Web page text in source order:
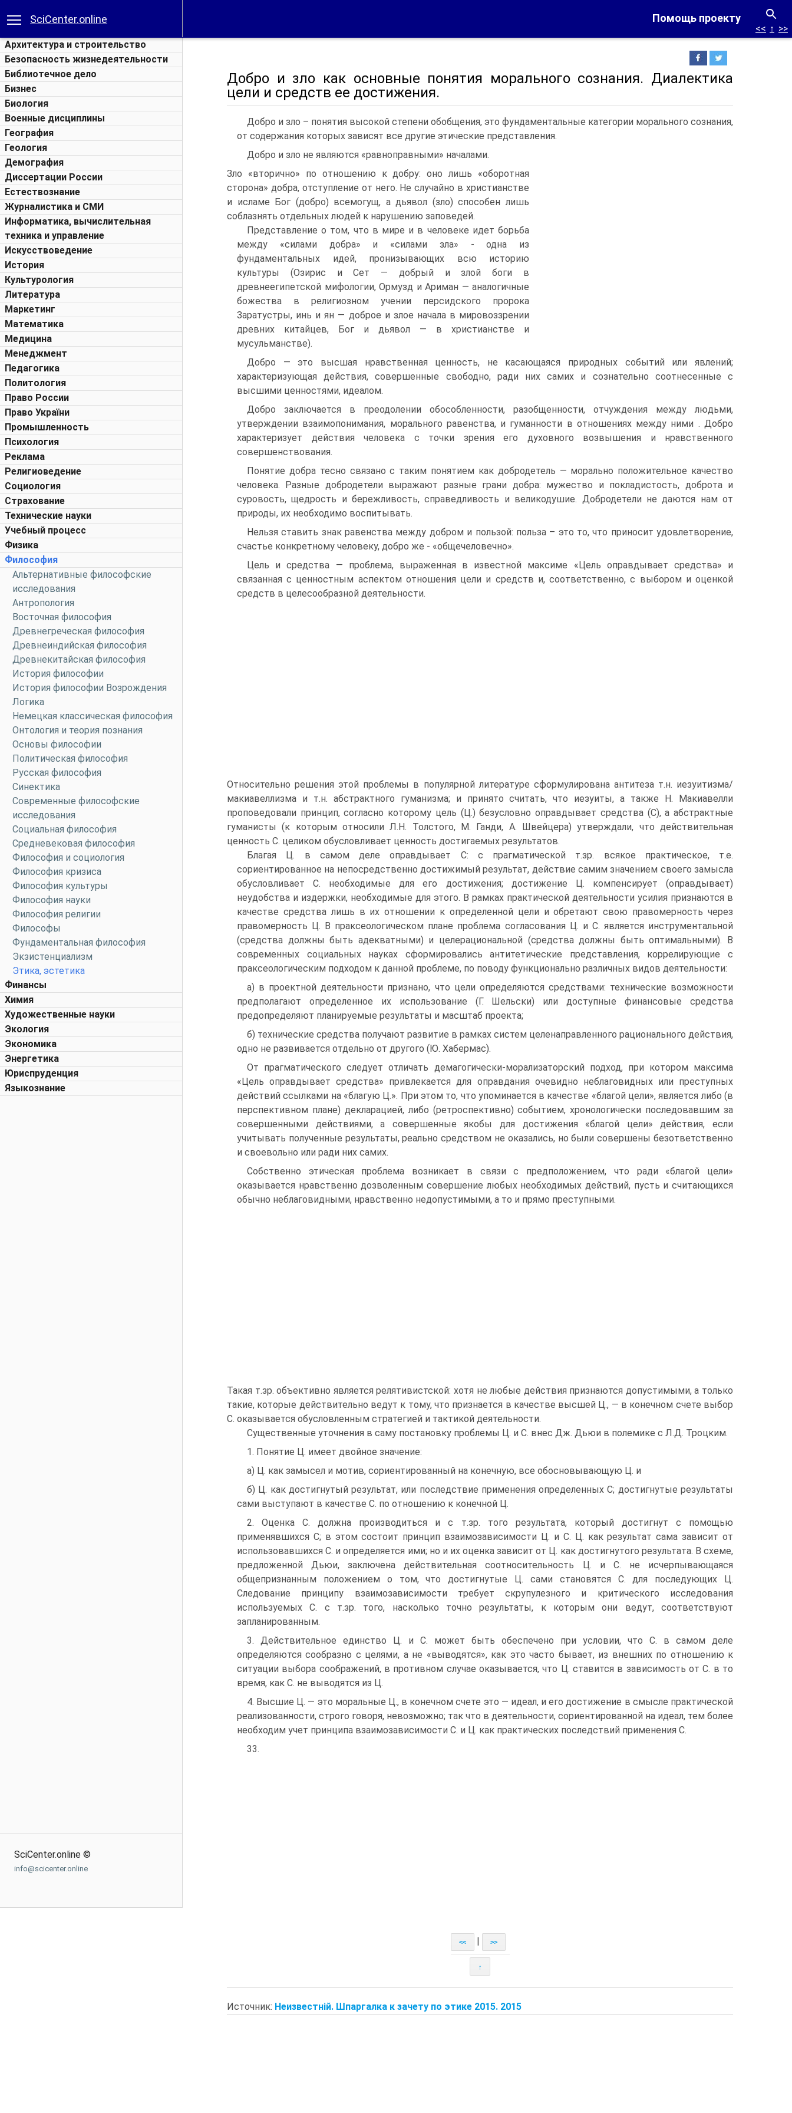
Помощь проекту
SciCenter.online
Архитектура и строительство
Безопасность жизнедеятельности
Библиотечное дело
Бизнес
Биология
Военные дисциплины
География
Геология
Демография
Диссертации России
Естествознание
Журналистика и СМИ
Информатика, вычислительная
техника и управление
Искусствоведение
История
Культурология
Литература
Маркетинг
Математика
Медицина
Менеджмент
Педагогика
Политология
Право России
Право України
Промышленность
Психология
Реклама
Религиоведение
Социология
Страхование
Технические науки
Учебный процесс
Физика
Философия
Альтернативные философские
исследования
Антропология
Восточная философия
Древнегреческая философия
Древнеиндийская философия
Древнекитайская философия
История философии
История философии Возрождения
Логика
Немецкая классическая философия
Онтология и теория познания
Основы философии
Политическая философия
Русская философия
Синектика
Современные философские
исследования
Социальная философия
Средневековая философия
Философия и социология
Философия кризиса
Философия культуры
Философия науки
Философия религии
Философы
Фундаментальная философия
Экзистенциализм
Этика, эстетика
Финансы
Химия
Художественные науки
Экология
Экономика
Энергетика
Юриспруденция
Языкознание
SciCenter.online ©
info@scicenter.online
<< ↑ >>
Добро и зло как основные понятия морального сознания. Диалектика
цели и средств ее достижения.
Добро и зло – понятия высокой степени обобщения, это фундаментальные категории морального сознания,
от содержания которых зависят все другие этические представления.
Добро и зло не являются «равноправными» началами.
Зло «вторично» по отношению к добру: оно лишь «оборотная
сторона» добра, отступление от него. Не случайно в христианстве
и исламе Бог (добро) всемогущ, а дьявол (зло) способен лишь
соблазнять отдельных людей к нарушению заповедей.
Представление о том, что в мире и в человеке идет борьба
между «силами добра» и «силами зла» - одна из
фундаментальных идей, пронизывающих всю историю
культуры (Озирис и Сет — добрый и злой боги в
древнеегипетской мифологии, Ормузд и Ариман — аналогичные
божества в религиозном учении персидского пророка
Заратустры, инь и ян — доброе и злое начала в мировоззрении
древних китайцев, Бог и дьявол — в христианстве и
мусульманстве).
Добро — это высшая нравственная ценность, не касающаяся природных событий или явлений;
характеризующая действия, совершенные свободно, ради них самих и сознательно соотнесенные с
высшими ценностями, идеалом.
Добро заключается в преодолении обособленности, разобщенности, отчуждения между людьми,
утверждении взаимопонимания, морального равенства, и гуманности в отношениях между ними . Добро
характеризует действия человека с точки зрения его духовного возвышения и нравственного
совершенствования.
Понятие добра тесно связано с таким понятием как добродетель — морально положительное качество
человека. Разные добродетели выражают разные грани добра: мужество и покладистость, доброта и
суровость, щедрость и бережливость, справедливость и великодушие. Добродетели не даются нам от
природы, их необходимо воспитывать.
Нельзя ставить знак равенства между добром и пользой: польза – это то, что приносит удовлетворение,
счастье конкретному человеку, добро же - «общечеловечно».
Цель и средства — проблема, выраженная в известной максиме «Цель оправдывает средства» и
связанная с ценностным аспектом отношения цели и средств и, соответственно, с выбором и оценкой
средств в целесообразной деятельности.
Относительно решения этой проблемы в популярной литературе сформулирована антитеза т.н. иезуитизма/
макиавеллизма и т.н. абстрактного гуманизма; и принято считать, что иезуиты, а также Н. Макиавелли
проповедовали принцип, согласно которому цель (Ц.) безусловно оправдывает средства (С), а абстрактные
гуманисты (к которым относили Л.Н. Толстого, М. Ганди, А. Швейцера) утверждали, что действительная
ценность С. целиком обусловливает ценность достигаемых результатов.
Благая Ц. в самом деле оправдывает С: с прагматической т.зр. всякое практическое, т.е.
сориентированное на непосредственно достижимый результат, действие самим значением своего замысла
обусловливает С. необходимые для его достижения; достижение Ц. компенсирует (оправдывает)
неудобства и издержки, необходимые для этого. В рамках практической деятельности усилия признаются в
качестве средства лишь в их отношении к определенной цели и обретают свою правомерность через
правомерность Ц. В праксеологическом плане проблема согласования Ц. и С. является инструментальной
(средства должны быть адекватными) и целерациональной (средства должны быть оптимальными). В
современных социальных науках сформировались антитетические представления, коррелирующие с
праксеологическим подходом к данной проблеме, по поводу функционально различных видов деятельности:
а) в проектной деятельности признано, что цели определяются средствами: технические возможности
предполагают определенное их использование (Г. Шельски) или доступные финансовые средства
предопределяют планируемые результаты и масштаб проекта;
б) технические средства получают развитие в рамках систем целенаправленного рационального действия,
одно не развивается отдельно от другого (Ю. Хабермас).
От прагматического следует отличать демагогически-морализаторский подход, при котором максима
«Цель оправдывает средства» привлекается для оправдания очевидно неблаговидных или преступных
действий ссылками на «благую Ц.». При этом то, что упоминается в качестве «благой цели», является либо (в
перспективном плане) декларацией, либо (ретроспективно) событием, хронологически последовавшим за
совершенными действиями, а совершенные якобы для достижения «благой цели» действия, если
учитывать полученные результаты, реально средством не оказались, но были совершены безответственно
и своевольно или ради них самих.
Собственно этическая проблема возникает в связи с предположением, что ради «благой цели»
оказывается нравственно дозволенным совершение любых необходимых действий, пусть и считающихся
обычно неблаговидными, нравственно недопустимыми, а то и прямо преступными.
Такая т.зр. объективно является релятивистской: хотя не любые действия признаются допустимыми, а только
такие, которые действительно ведут к тому, что признается в качестве высшей Ц., — в конечном счете выбор
С. оказывается обусловленным стратегией и тактикой деятельности.
Существенные уточнения в саму постановку проблемы Ц. и С. внес Дж. Дьюи в полемике с Л.Д. Троцким.
1. Понятие Ц. имеет двойное значение:
а) Ц. как замысел и мотив, сориентированный на конечную, все обосновывающую Ц. и
б) Ц. как достигнутый результат, или последствие применения определенных С; достигнутые результаты
сами выступают в качестве С. по отношению к конечной Ц.
2. Оценка С. должна производиться и с т.зр. того результата, который достигнут с помощью
применявшихся С; в этом состоит принцип взаимозависимости Ц. и С. Ц. как результат сама зависит от
использовавшихся С. и определяется ими; но и их оценка зависит от Ц. как достигнутого результата. В схеме,
предложенной Дьюи, заключена действительная соотносительность Ц. и С. не исчерпывающаяся
общепризнанным положением о том, что достигнутые Ц. сами становятся С. для последующих Ц.
Следование принципу взаимозависимости требует скрупулезного и критического исследования
используемых С. с т.зр. того, насколько точно результаты, к которым они ведут, соответствуют
запланированным.
3. Действительное единство Ц. и С. может быть обеспечено при условии, что С. в самом деле
определяются сообразно с целями, а не «выводятся», как это часто бывает, из внешних по отношению к
ситуации выбора соображений, в противном случае оказывается, что Ц. ставится в зависимость от С. в то
время, как С. не выводятся из Ц.
4. Высшие Ц. — это моральные Ц., в конечном счете это — идеал, и его достижение в смысле практической
реализованности, строго говоря, невозможно; так что в деятельности, сориентированной на идеал, тем более
необходим учет принципа взаимозависимости С. и Ц. как практических последствий применения С.
33.
<< >>
↑
Источник: Неизвестній. Шпаргалка к зачету по этике 2015. 2015